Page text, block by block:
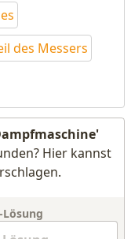
des Messers
Hier kannst
Lösung